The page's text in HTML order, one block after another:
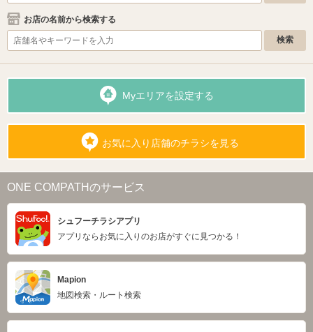
お店の名前から検索する
Myエリアを設定する
お気に入り店舗のチラシを見る
ONE COMPATHのサービス
シュフーチラシアプリ
アプリならお気に入りのお店がすぐに見つかる！
Mapion
地図検索・ルート検索